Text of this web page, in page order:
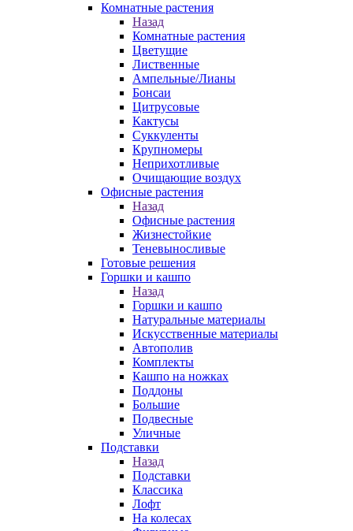
Комнатные растения
Назад
Комнатные растения
Цветущие
Лиственные
Ампельные/Лианы
Бонсаи
Цитрусовые
Кактусы
Суккуленты
Крупномеры
Неприхотливые
Очищающие воздух
Офисные растения
Назад
Офисные растения
Жизнестойкие
Теневыносливые
Готовые решения
Горшки и кашпо
Назад
Горшки и кашпо
Натуральные материалы
Искусственные материалы
Автополив
Комплекты
Кашпо на ножках
Поддоны
Большие
Подвесные
Уличные
Подставки
Назад
Подставки
Классика
Лофт
На колесах